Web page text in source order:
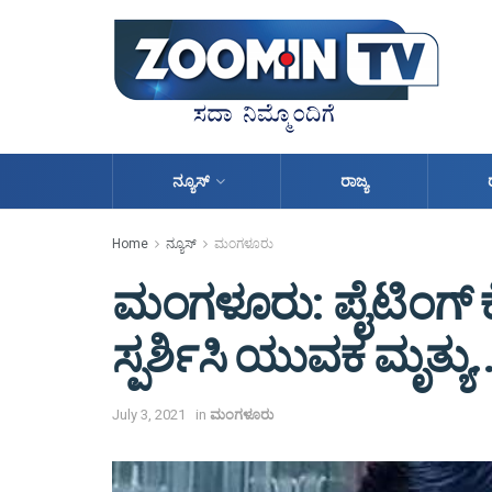
ನ್ಯೂಸ್ ರಾಜ್ಯ
Home ನ್ಯೂಸ್ ಮಂಗಳೂರು
ಮಂಗಳೂರು: ಪೈಟಿಂಗ್
ಸ್ಪರ್ಶಿಸಿ ಯುವಕ
July 3, 2021 in ಮಂಗಳೂರು